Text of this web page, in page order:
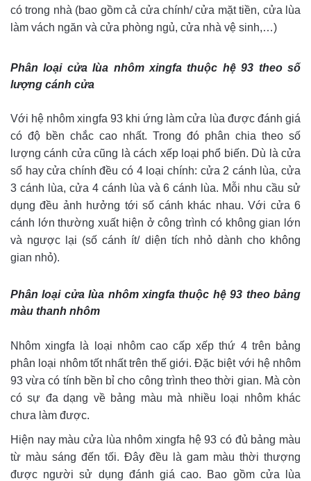
có trong nhà (bao gồm cả cửa chính/ cửa mặt tiền, cửa lùa
làm vách ngăn và cửa phòng ngủ, cửa nhà vệ sinh,…)
Phân loại cửa lùa nhôm xingfa thuộc hệ 93 theo số
lượng cánh cửa
Với hệ nhôm xingfa 93 khi ứng làm cửa lùa được đánh giá
có độ bền chắc cao nhất. Trong đó phân chia theo số
lượng cánh cửa cũng là cách xếp loại phổ biến. Dù là cửa
sổ hay cửa chính đều có 4 loại chính: cửa 2 cánh lùa, cửa
3 cánh lùa, cửa 4 cánh lùa và 6 cánh lùa. Mỗi nhu cầu sử
dụng đều ảnh hưởng tới số cánh khác nhau. Với cửa 6
cánh lớn thường xuất hiện ở công trình có không gian lớn
và ngược lại (số cánh ít/ diện tích nhỏ dành cho không
gian nhỏ).
Phân loại cửa lùa nhôm xingfa thuộc hệ 93 theo bảng
màu thanh nhôm
Nhôm xingfa là loại nhôm cao cấp xếp thứ 4 trên bảng
phân loại nhôm tốt nhất trên thế giới. Đặc biệt với hệ nhôm
93 vừa có tính bền bỉ cho công trình theo thời gian. Mà còn
có sự đa dạng về bảng màu mà nhiều loại nhôm khác
chưa làm được.
Hiện nay màu cửa lùa nhôm xingfa hệ 93 có đủ bảng màu
từ màu sáng đến tối. Đây đều là gam màu thời thượng
được người sử dụng đánh giá cao. Bao gồm cửa lùa